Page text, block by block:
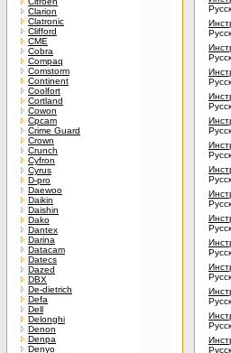
Clarion
Clatronic
Clifford
CME
Cobra
Compaq
Comstorm
Continent
Coolfort
Cortland
Cowon
Cpcam
Crime Guard
Crown
Crunch
Cyfron
Cyrus
D-pro
Daewoo
Daikin
Daishin
Dako
Dantex
Darina
Datacam
Datecs
Dazed
DBX
De-dietrich
Defa
Dell
Delonghi
Denon
Denpa
Denyo